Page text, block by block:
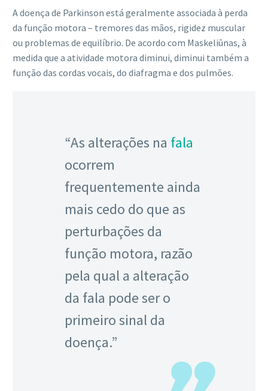
A doença de Parkinson está geralmente associada à perda
da função motora – tremores das mãos, rigidez muscular
ou problemas de equilíbrio. De acordo com Maskeliūnas, à
medida que a atividade motora diminui, diminui também a
função das cordas vocais, do diafragma e dos pulmões.
“As alterações na fala
ocorrem
frequentemente ainda
mais cedo do que as
perturbações da
função motora, razão
pela qual a alteração
da fala pode ser o
primeiro sinal da
doença.”